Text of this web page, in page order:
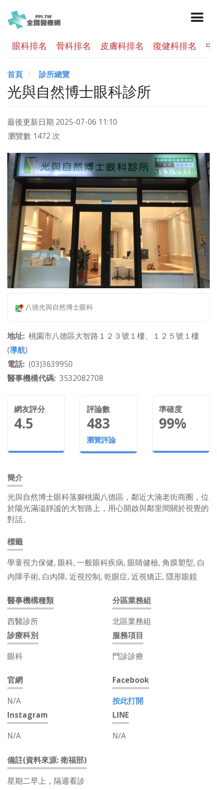
眼科排名 骨科排名 皮膚科排名 復健科排名
首頁 診所總覽
光與自然博士眼科診所
最後更新日期 2025-07-06 11:10
瀏覽數 1472 次
八德光與自然博士眼科
地址 桃園市八德區大智路１２３號１樓、１２５號１樓
(導航)
電話 (03)3639950
醫事機構代碼 3532082708
網友評分
4.5
評論數
483
瀏覽評論
準確度
99%
簡介
光與自然博士眼科落腳桃園八德區，鄰近大湳老街商圈，位
於陽光滿溢靜謐的大智路上，用心開啟與鄰里間關於視覺的
對話。
標籤
學童視力保健, 眼科, 一般眼科疾病, 眼睛健檢, 角膜塑型, 白
內障手術, 白內障, 近視控制, 乾眼症, 近視矯正, 隱形眼鏡
醫事機構種類
西醫診所
分區業務組
北區業務組
診療科別
眼科
服務項目
門診診療
官網
N/A
Facebook
按此打開
Instagram
N/A
LINE
N/A
備註(資料來源: 衛福部)
星期二早上，隔週看診